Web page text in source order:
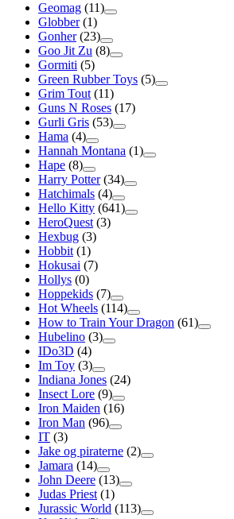
Geomag (11)
Globber (1)
Gonher (23)
Goo Jit Zu (8)
Gormiti (5)
Green Rubber Toys (5)
Grim Tout (11)
Guns N Roses (17)
Gurli Gris (53)
Hama (4)
Hannah Montana (1)
Hape (8)
Harry Potter (34)
Hatchimals (4)
Hello Kitty (641)
HeroQuest (3)
Hexbug (3)
Hobbit (1)
Hokusai (7)
Hollys (0)
Hoppekids (7)
Hot Wheels (114)
How to Train Your Dragon (61)
Hubelino (3)
IDo3D (4)
Im Toy (3)
Indiana Jones (24)
Insect Lore (9)
Iron Maiden (16)
Iron Man (96)
IT (3)
Jake og piraterne (2)
Jamara (14)
John Deere (13)
Judas Priest (1)
Jurassic World (113)